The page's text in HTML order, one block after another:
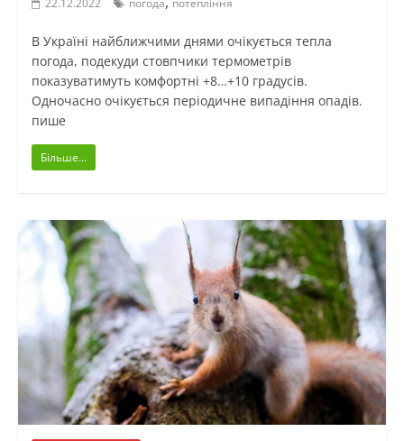
В Україні найближчими днями очікується тепла
погода, подекуди стовпчики термометрів
показуватимуть комфортні +8…+10 градусів.
Одночасно очікується періодичне випадіння опадів.
пише
Більше...